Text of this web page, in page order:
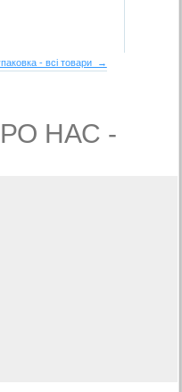
- всі товари →
НАС -